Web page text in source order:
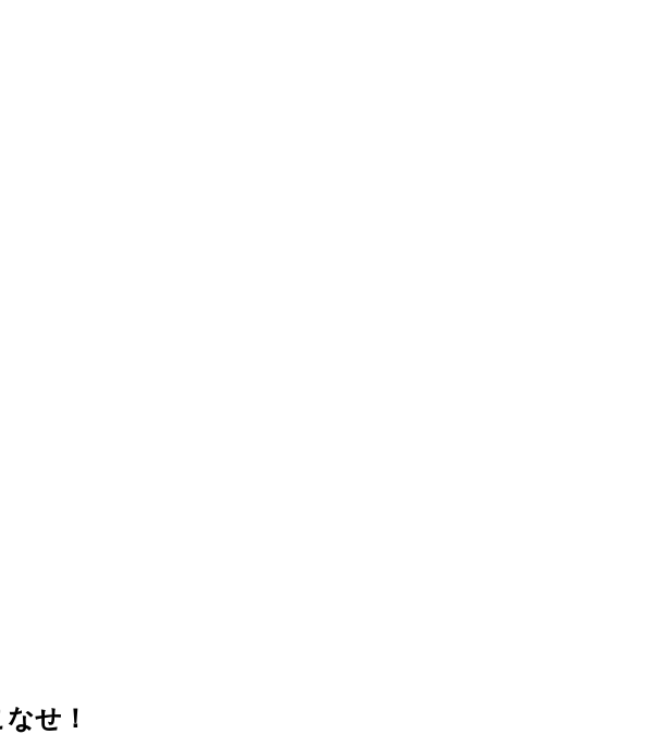
せ！